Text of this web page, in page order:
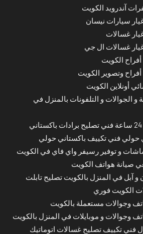
آندرويد الكويت
سيارات نيسان
غسالات
غسالات ال جي
الكويت
وتصوير الكويت
أونلاين الكويت
و الجوالات و التلفونات بالمنزل في
حولي فني تكييف باكستاني حولي
و توفير رسيفر واي فاي في الكويت
صيانة هواتف الكويت
و آبل في المنزل بالكويت تصليح تابلت
الكويت فوري
وجوالات مستعملة بالكويت
وجوالات و موبايلات في المنزل بالكويت
فني تكييف تصليح غسالات اتوماتيك